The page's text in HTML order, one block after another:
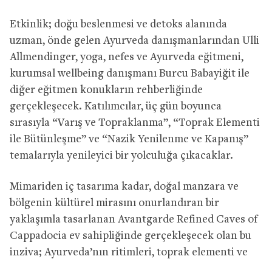
Etkinlik; doğu beslenmesi ve detoks alanında
uzman, önde gelen Ayurveda danışmanlarından Ulli
Allmendinger, yoga, nefes ve Ayurveda eğitmeni,
kurumsal wellbeing danışmanı Burcu Babayiğit ile
diğer eğitmen konukların rehberliğinde
gerçekleşecek. Katılımcılar, üç gün boyunca
sırasıyla “Varış ve Topraklanma”, “Toprak Elementi
ile Bütünleşme” ve “Nazik Yenilenme ve Kapanış”
temalarıyla yenileyici bir yolculuğa çıkacaklar.
Mimariden iç tasarıma kadar, doğal manzara ve
bölgenin kültürel mirasını onurlandıran bir
yaklaşımla tasarlanan Avantgarde Refined Caves of
Cappadocia ev sahipliğinde gerçekleşecek olan bu
inziva; Ayurveda’nın ritimleri, toprak elementi ve